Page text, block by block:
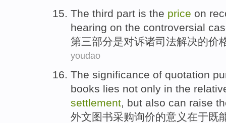
The third part is the price on
hearing on the controversial
第三部分是对诉诸司法解决的价
youdao
The significance of quotation
books lies not only in the
settlement, but also can raise
外文图书采购询价的意义在于既